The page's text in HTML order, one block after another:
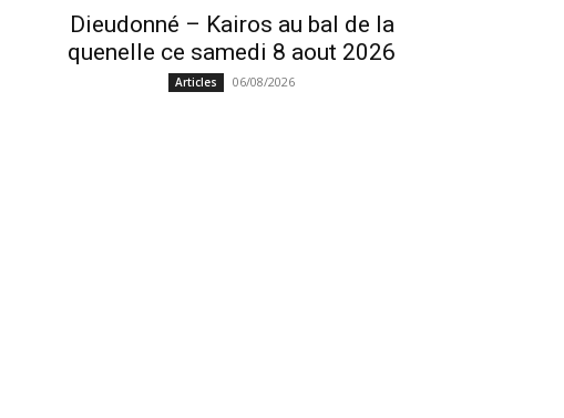
Dieudonné – Kairos au bal de la
quenelle ce samedi 8 aout 2026
Articles 06/08/2026